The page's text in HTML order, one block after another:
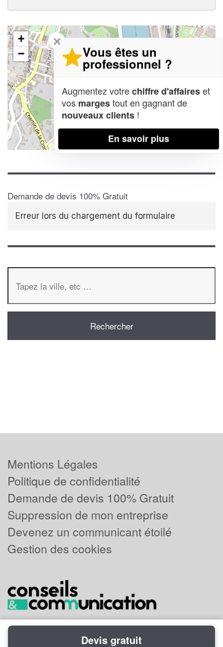
+
−
OpenStreetMap contributors,
Demande de devis 100% Gratuit
Erreur lors du chargement du formulaire
✕
Vous êtes un
professionnel ?
Augmentez votrechiffre d'affaireset
vos margestout en gagnant de
nouveaux clients !
En savoir plus
Mentions Légales
Politique de confidentialité
Demande de devis 100% Gratuit
Suppression de mon entreprise
Devenez un communicant étoilé
Gestion des cookies
Devis gratuit